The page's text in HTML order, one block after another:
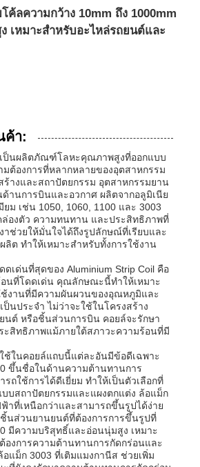
พ
ค้ลความกว้าง 10mm ถึง 1000mm
เหมาะสําหรับอะไหล่รถยนต์และ
ค้า:
ป็นผลิตภัณฑ์โลหะคุณภาพสูงที่ออกแบบ
มต้องการที่หลากหลายของอุตสาหกรรม
ร้างและสถาปัตยกรรม อุตสาหกรรมยาน
านการบินและอวกาศ ผลิตจากอลูมิเนีย
ม เช่น 1050, 1060, 1100 และ 3003
องตัว ความทนทาน และประสิทธิภาพที่
าช่วยให้มั่นใจได้ถึงรูปลักษณ์ที่เรียบและ
ลิต ทำให้เหมาะสำหรับทั้งการใช้งาน
เด่นที่สุดของ Aluminium Strip Coil คือ
นที่โดดเด่น คุณลักษณะนี้ทำให้เหมาะ
ช้งานที่มีความผันผวนของอุณหภูมิและ
นประจำ ไม่ว่าจะใช้ในโครงสร้าง
นต์ หรือชิ้นส่วนการบิน คอยล์จะรักษา
สิทธิภาพแม้ภายใต้สภาวะความร้อนที่มี
ช้ในคอยล์แถบนี้แต่ละอันมีข้อดีเฉพาะ
ขึ้นชื่อในด้านความต้านทานการ
ถใช้การได้ดีเยี่ยม ทำให้เป็นตัวเลือกที่
บบสถาปัตยกรรมและแผงตกแต่ง ล้อแม็ก
าที่เหนือกว่าและสามารถขึ้นรูปได้ง่าย
นส่วนยานยนต์ที่ต้องการการขึ้นรูปที่
มีความบริสุทธิ์และอ่อนนุ่มสูง เหมาะ
องการความต้านทานการกัดกร่อนและ
อแม็ก 3003 ที่เติมแมงกานีส ช่วยเพิ่ม